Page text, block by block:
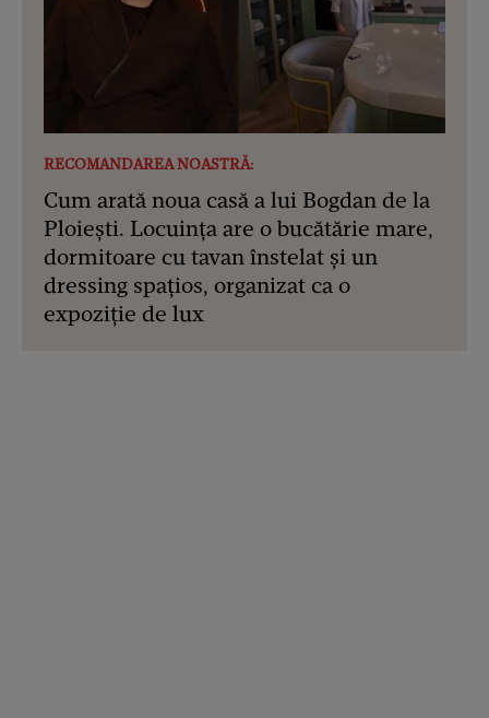
RECOMANDAREA NOASTRĂ:
Cum arată noua casă a lui Bogdan de la
Ploiești. Locuința are o bucătărie mare,
dormitoare cu tavan înstelat și un
dressing spațios, organizat ca o
expoziție de lux